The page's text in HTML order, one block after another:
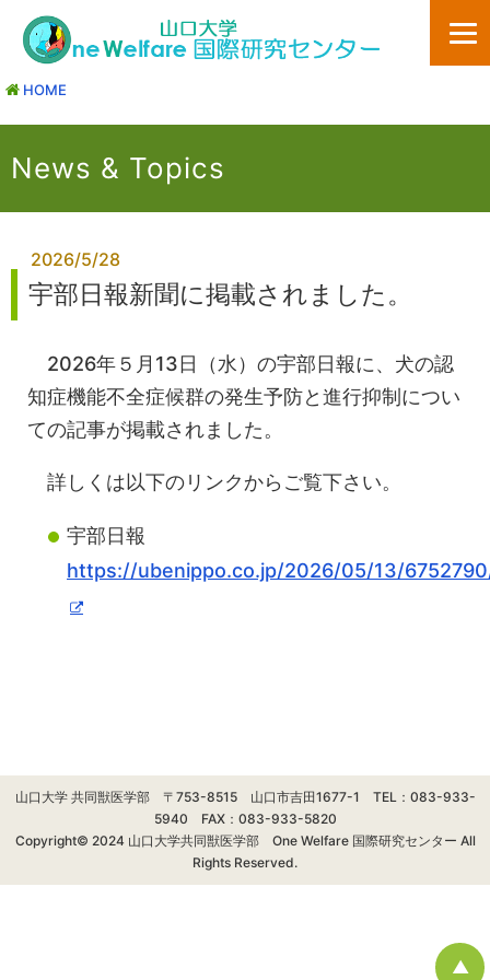
HOME
News & Topics
2026/5/28
宇部日報新聞に掲載されました。
2026年５月13日（水）の宇部日報に、犬の認
知症機能不全症候群の発生予防と進行抑制につい
ての記事が掲載されました。
詳しくは以下のリンクからご覧下さい。
宇部日報
https://ubenippo.co.jp/2026/05/13/
山口大学 共同獣医学部 〒753-8515 山口市吉田1677-1 TEL：083-933-
5940 FAX：083-933-5820
Copyright© 2024 山口大学共同獣医学部 One Welfare 国際研究センター All
Rights Reserved.
▲